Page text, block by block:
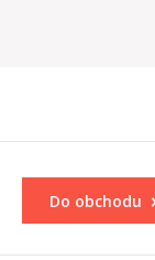
Do obchodu